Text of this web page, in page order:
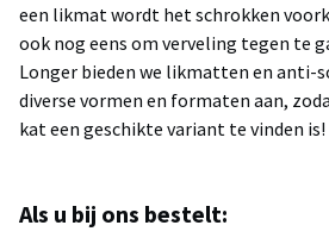
een likmat wordt het schrokken
ook nog eens om verveling tegen te
Longer bieden we likmatten en anti-
diverse vormen en formaten aan,
kat een geschikte variant te vinden is!
Als u bij ons bestelt: